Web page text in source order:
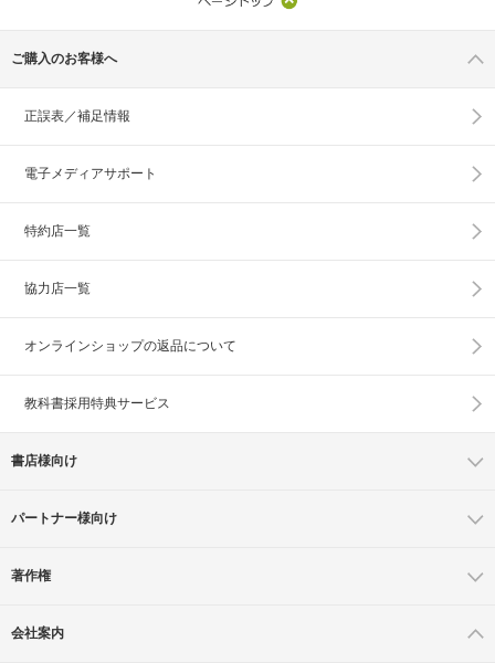
ご購入のお客様へ
正誤表／補足情報
電子メディアサポート
特約店一覧
協力店一覧
オンラインショップの返品について
教科書採用特典サービス
書店様向け
パートナー様向け
著作権
会社案内